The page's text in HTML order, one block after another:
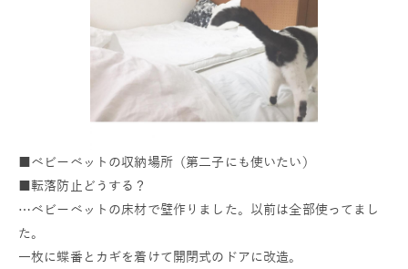
■ベビーベットの収納場所（第二子にも使いたい）
■転落防止どうする？
…ベビーベットの床材で壁作りました。以前は全部使ってまし
た。
一枚に蝶番とカギを着けて開閉式のドアに改造。